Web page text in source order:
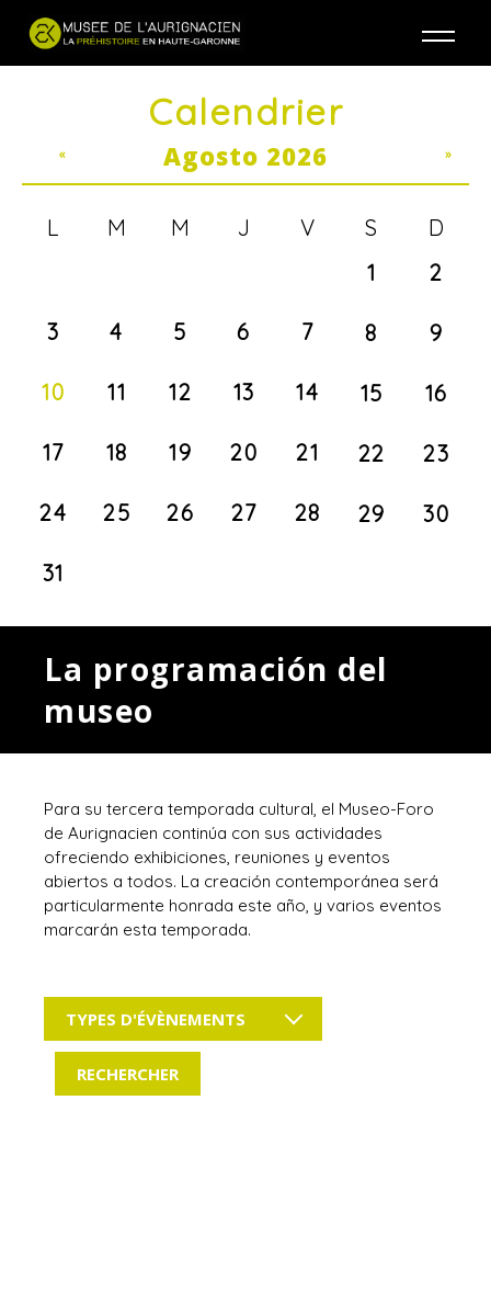
Calendrier
Agosto 2026
« »
L M M J V S
D
1
2
3 4 5 6 7 8 9
10 11 12 13 14 15 16
17 18 19 20 21 22 23
24 25 26 27 28 29 30
31
La programación del
museo
Para su tercera temporada cultural, el Museo-Foro
de Aurignacien continúa con sus actividades
ofreciendo exhibiciones, reuniones y eventos
abiertos a todos. La creación contemporánea será
particularmente honrada este año, y varios eventos
marcarán esta temporada.
TYPES D'ÉVÈNEMENTS